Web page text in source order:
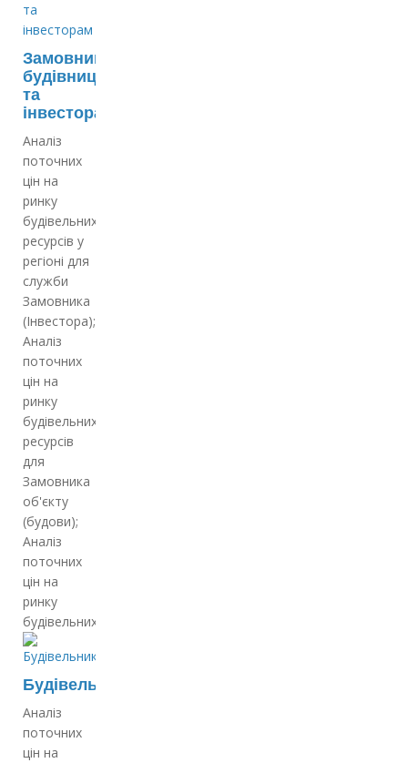
Замовникам
будівництва
та
інвесторам
Аналіз
поточних
цін на
ринку
будівельних
ресурсів у
регіоні для
служби
Замовника
(Інвестора);
Аналіз
поточних
цін на
ринку
будівельних
ресурсів
для
Замовника
об'єкту
(будови);
Аналіз
поточних
цін на
ринку
будівельних…
Будівельникам
Аналіз
поточних
цін на